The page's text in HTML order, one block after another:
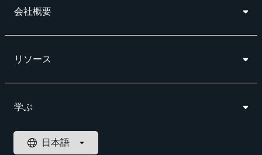
会社概要
リソース
学ぶ